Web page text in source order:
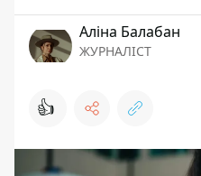
Аліна Балабан
ЖУРНАЛІСТ
👍